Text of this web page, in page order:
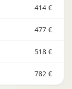
414 €
477 €
518 €
782 €